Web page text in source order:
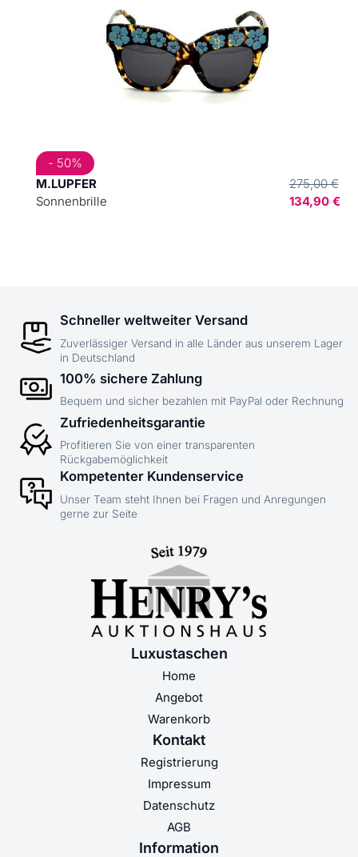
M.LUPFER
Sonnenbrille
275,00 €
134,90 €
- 50%
Schneller weltweiter Versand
Zuverlässiger Versand in alle Länder aus unserem Lager
in Deutschland
100% sichere Zahlung
Bequem und sicher bezahlen mit PayPal oder Rechnung
Zufriedenheitsgarantie
Profitieren Sie von einer transparenten
Rückgabemöglichkeit
Kompetenter Kundenservice
Unser Team steht Ihnen bei Fragen und Anregungen
gerne zur Seite
Luxustaschen
Home
Angebot
Warenkorb
Kontakt
Registrierung
Impressum
Datenschutz
AGB
Information